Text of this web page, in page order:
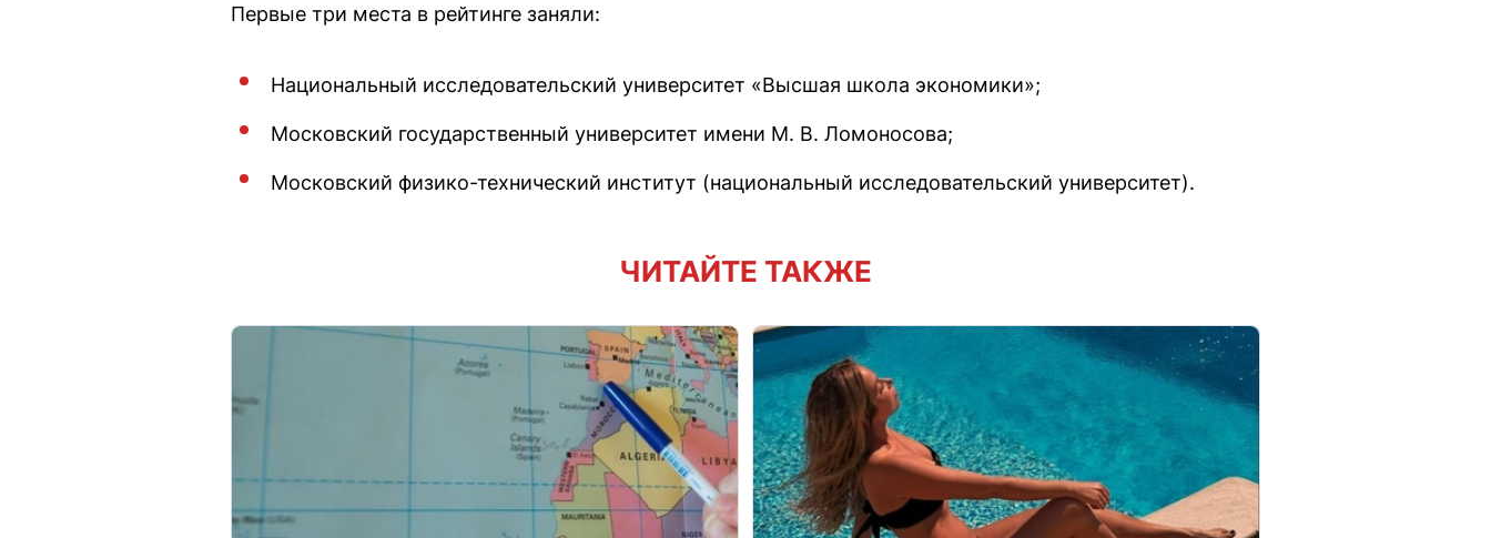
Первые три места в рейтинге заняли:
Национальный исследовательский университет «Высшая школа экономики»;
Московский государственный университет имени М. В. Ломоносова;
Московский физико-технический институт (национальный исследовательский университет).
ЧИТАЙТЕ ТАКЖЕ